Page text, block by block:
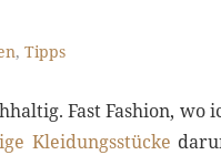
, Tipps
Fast Fashion, wo
Kleidungsstücke